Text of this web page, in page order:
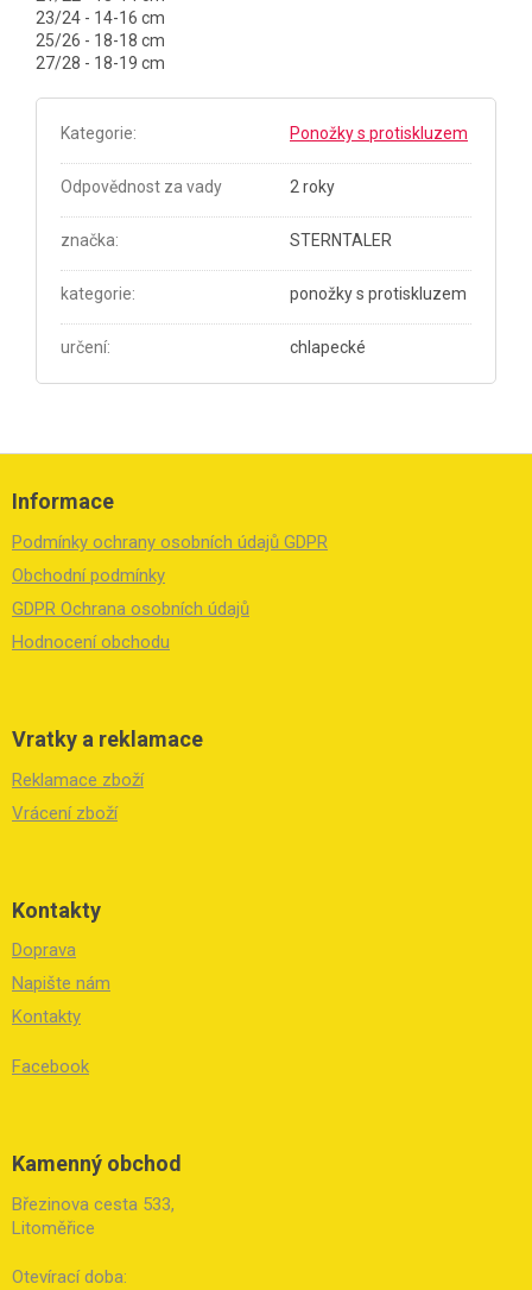
23/24 - 14-16 cm
25/26 - 18-18 cm
27/28 - 18-19 cm
Kategorie: Ponožky s protiskluzem
Odpovědnost za vady 2 roky
značka: STERNTALER
kategorie: ponožky s protiskluzem
určení: chlapecké
Z
Informace
Podmínky ochrany osobních údajů GDPR
Obchodní podmínky
GDPR Ochrana osobních údajů
Hodnocení obchodu
Vratky a reklamace
Reklamace zboží
Vrácení zboží
Kontakty
Doprava
Napište nám
Kontakty
Facebook
Kamenný obchod
Březinova cesta 533,
Litoměřice
Otevírací doba: